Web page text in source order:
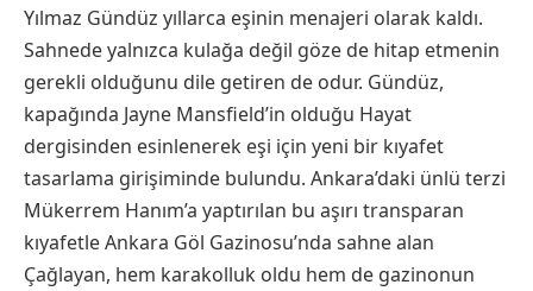
Yılmaz Gündüz yıllarca eşinin menajeri olarak kaldı.
Sahnede yalnızca kulağa değil göze de hitap etmenin
gerekli olduğunu dile getiren de odur. Gündüz,
kapağında Jayne Mansfield’in olduğu Hayat
dergisinden esinlenerek eşi için yeni bir kıyafet
tasarlama girişiminde bulundu. Ankara’daki ünlü terzi
Mükerrem Hanım’a yaptırılan bu aşırı transparan
kıyafetle Ankara Göl Gazinosu’nda sahne alan
Çağlayan, hem karakolluk oldu hem de gazinonun